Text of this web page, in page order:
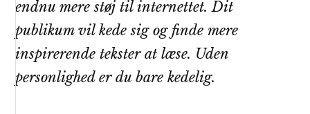
endnu mere støj til internettet. Dit
publikum vil kede sig og finde mere
inspirerende tekster at læse. Uden
personlighed er du bare kedelig.